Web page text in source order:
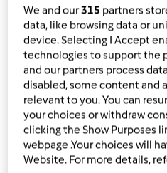
Crea
Blinis Integrali Feta e
We and our315 partners
data, like browsing data or
device. Selecting I Accept
technologies to support the
and our partners process
disabled, some content and
relevant to you. You can
your choices or withdraw
clicking the Show Purposes
webpage .Your choices will
Website. For more details,